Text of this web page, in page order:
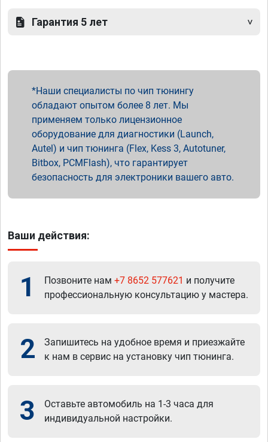
Гарантия 5 лет
Наши специалисты по чип тюнингу
обладают опытом более 8 лет. Мы
применяем только лицензионное
оборудование для диагностики (Launch,
Autel) и чип тюнинга (Flex, Kess 3, Autotuner,
Bitbox, PCMFlash), что гарантирует
безопасность для электроники вашего авто.
Ваши действия:
1 Позвоните нам +7 8652 577621 и получите
профессиональную консультацию у мастера.
2
Запишитесь на удобное время и приезжайте
к нам в сервис на установку чип тюнинга.
3
Оставьте автомобиль на 1-3 часа для
индивидуальной настройки.